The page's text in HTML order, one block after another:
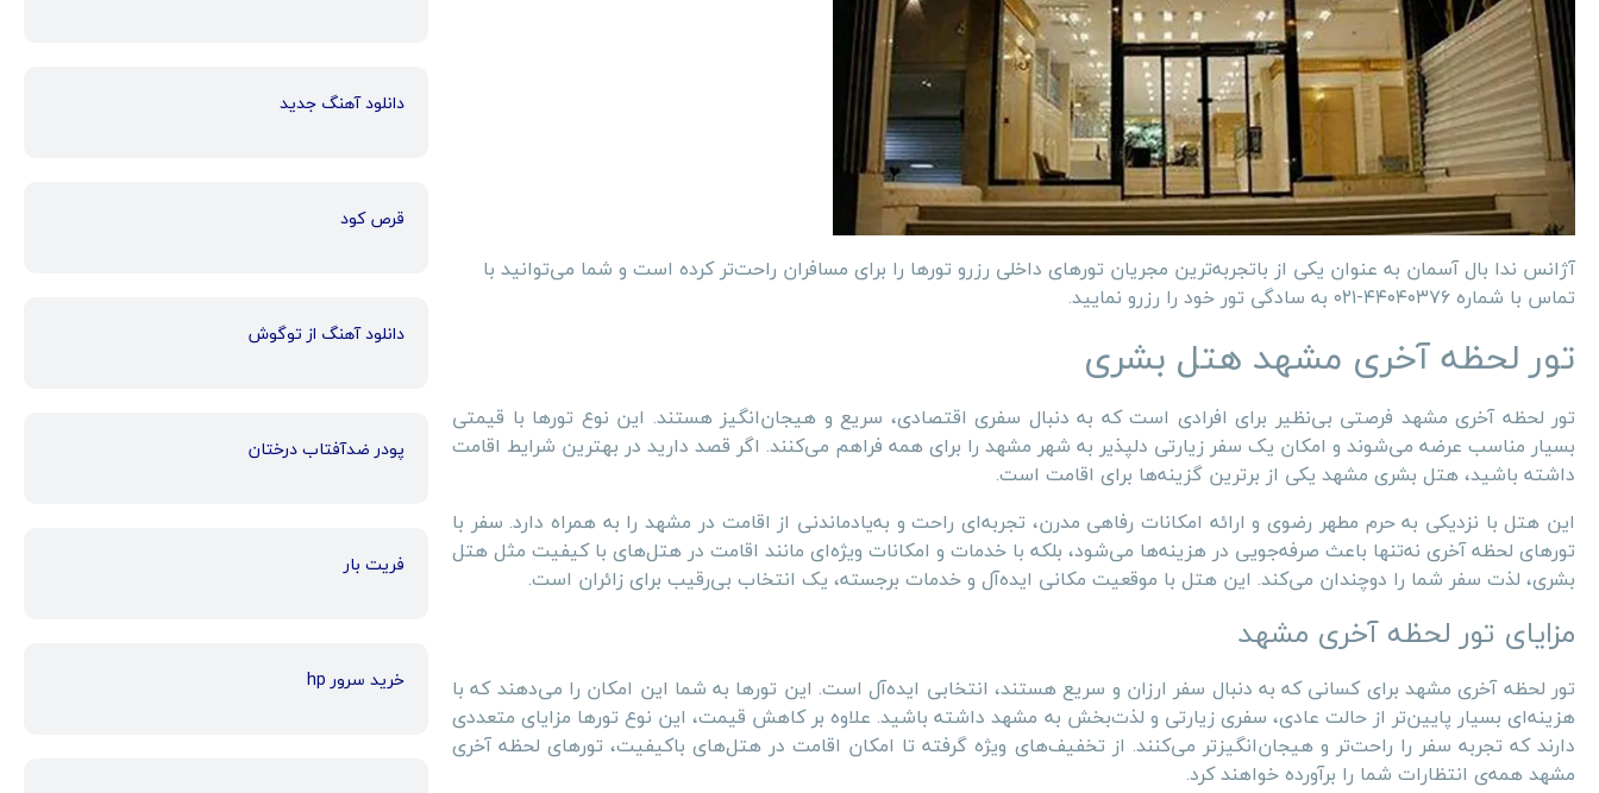
آژانس ندا بال آسمان به عنوان یکی از باتجربه‌ترین مجریان تورهای داخلی رزرو تورها را برای مسافران راحت‌تر کرده است و شما می‌توانید با
تماس با شماره ۴۴۰۴۰۳۷۶-۰۲۱ به سادگی تور خود را رزرو نمایید.
تور لحظه آخری مشهد هتل بشری
تور لحظه آخری مشهد فرصتی بی‌نظیر برای افرادی است که به دنبال سفری اقتصادی، سریع و هیجان‌انگیز هستند. این نوع تورها با قیمتی
بسیار مناسب عرضه می‌شوند و امکان یک سفر زیارتی دلپذیر به شهر مشهد را برای همه فراهم می‌کنند. اگر قصد دارید در بهترین شرایط اقامت
داشته باشید، هتل بشری مشهد یکی از برترین گزینه‌ها برای اقامت است.
این هتل با نزدیکی به حرم مطهر رضوی و ارائه امکانات رفاهی مدرن، تجربه‌ای راحت و به‌یادماندنی از اقامت در مشهد را به همراه دارد. سفر با
تورهای لحظه آخری نه‌تنها باعث صرفه‌جویی در هزینه‌ها می‌شود، بلکه با خدمات و امکانات ویژه‌ای مانند اقامت در هتل‌های با کیفیت مثل هتل
بشری، لذت سفر شما را دوچندان می‌کند. این هتل با موقعیت مکانی ایده‌آل و خدمات برجسته، یک انتخاب بی‌رقیب برای زائران است.
مزایای تور لحظه آخری مشهد
تور لحظه آخری مشهد برای کسانی که به دنبال سفر ارزان و سریع هستند، انتخابی ایده‌آل است. این تورها به شما این امکان را می‌دهند که با
هزینه‌ای بسیار پایین‌تر از حالت عادی، سفری زیارتی و لذت‌بخش به مشهد داشته باشید. علاوه بر کاهش قیمت، این نوع تورها مزایای متعددی
دارند که تجربه سفر را راحت‌تر و هیجان‌انگیزتر می‌کنند. از تخفیف‌های ویژه گرفته تا امکان اقامت در هتل‌های باکیفیت، تورهای لحظه آخری
مشهد همه‌ی انتظارات شما را برآورده خواهند کرد.
دانلود آهنگ جدید
قرص کود
دانلود آهنگ از توگوش
پودر ضدآفتاب درختان
فریت بار
خرید سرور hp